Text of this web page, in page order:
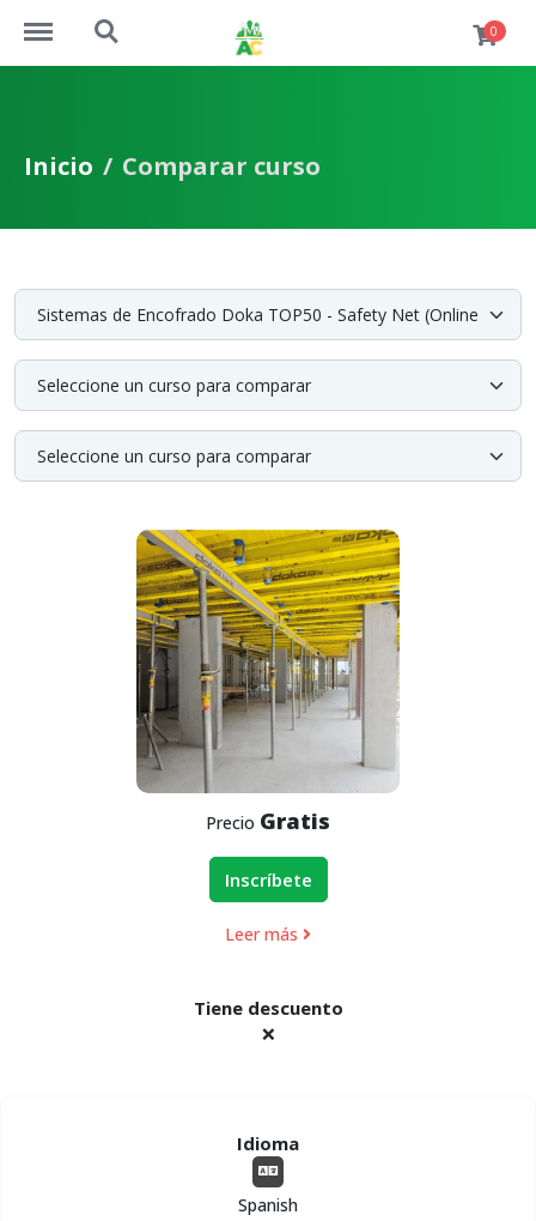
https://academiaconstruccion.com.ec/menu
https://academiaconstruccion.com.ec/search 0
Inicio Comparar curso
Precio Gratis
Inscríbete
Leer más
Tiene descuento
❌
Idioma
Spanish